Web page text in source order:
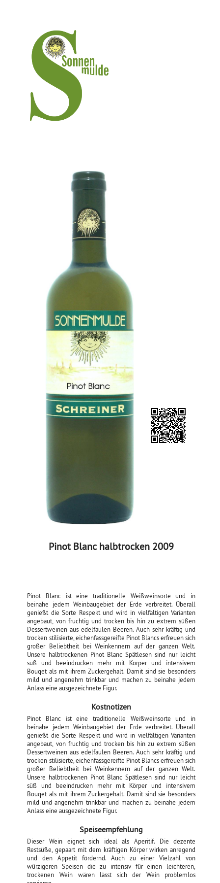
Pinot Blanc halbtrocken 2009
Pinot Blanc ist eine traditionelle Weißweinsorte und in
beinahe jedem Weinbaugebiet der Erde verbreitet. Überall
genießt die Sorte Respekt und wird in vielfältigen Varianten
angebaut, von fruchtig und trocken bis hin zu extrem süßen
Dessertweinen aus edelfaulen Beeren. Auch sehr kräftig und
trocken stilisierte, eichenfassgereifte Pinot Blancs erfreuen sich
großer Beliebtheit bei Weinkennern auf der ganzen Welt.
Unsere halbtrockenen Pinot Blanc Spätlesen sind nur leicht
süß und beeindrucken mehr mit Körper und intensivem
Bouqet als mit ihrem Zuckergehalt. Damit sind sie besonders
mild und angenehm trinkbar und machen zu beinahe jedem
Anlass eine ausgezeichnete Figur.
Kostnotizen
Pinot Blanc ist eine traditionelle Weißweinsorte und in
beinahe jedem Weinbaugebiet der Erde verbreitet. Überall
genießt die Sorte Respekt und wird in vielfältigen Varianten
angebaut, von fruchtig und trocken bis hin zu extrem süßen
Dessertweinen aus edelfaulen Beeren. Auch sehr kräftig und
trocken stilisierte, eichenfassgereifte Pinot Blancs erfreuen sich
großer Beliebtheit bei Weinkennern auf der ganzen Welt.
Unsere halbtrockenen Pinot Blanc Spätlesen sind nur leicht
süß und beeindrucken mehr mit Körper und intensivem
Bouqet als mit ihrem Zuckergehalt. Damit sind sie besonders
mild und angenehm trinkbar und machen zu beinahe jedem
Anlass eine ausgezeichnete Figur.
Speiseempfehlung
Dieser Wein eignet sich ideal als Aperitif. Die dezente
Restsüße, gepaart mit dem kräftigen Körper wirken anregend
und den Appetit fördernd. Auch zu einer Vielzahl von
würzigeren Speisen die zu intensiv für einen leichteren,
trockenen Wein wären lässt sich der Wein problemlos